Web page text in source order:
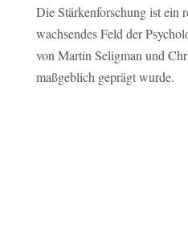
Die Stärkenforschung ist ein
wachsendes Feld der
von Martin Seligman und
maßgeblich geprägt wurde.